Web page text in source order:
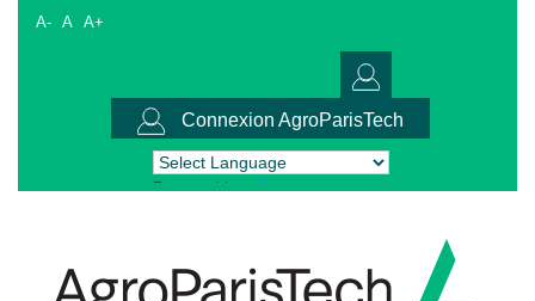
A- A A+
Connexion AgroParisTech
Powered by Translate